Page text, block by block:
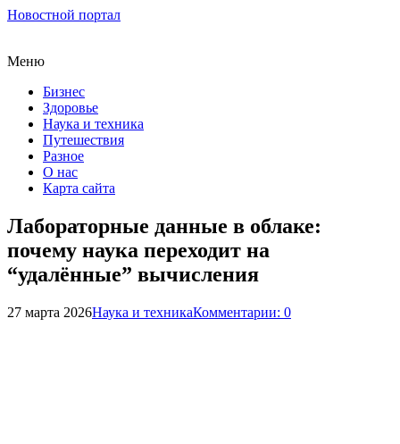
Новостной портал
Меню
Бизнес
Здоровье
Наука и техника
Путешествия
Разное
О нас
Карта сайта
Лабораторные данные в облаке:
почему наука переходит на
“удалённые” вычисления
27 марта 2026Наука и техникаКомментарии: 0